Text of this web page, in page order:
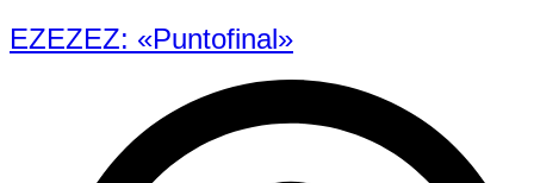
EZEZEZ: «Puntofinal»